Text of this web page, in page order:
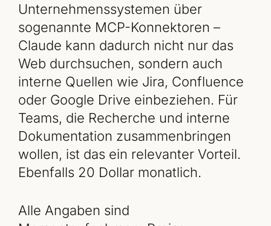
Unternehmenssystemen über
sogenannte MCP-Konnektoren –
Claude kann dadurch nicht nur das
Web durchsuchen, sondern auch
interne Quellen wie Jira, Confluence
oder Google Drive einbeziehen. Für
Teams, die Recherche und interne
Dokumentation zusammenbringen
wollen, ist das ein relevanter Vorteil.
Ebenfalls 20 Dollar monatlich.
Alle Angaben sind